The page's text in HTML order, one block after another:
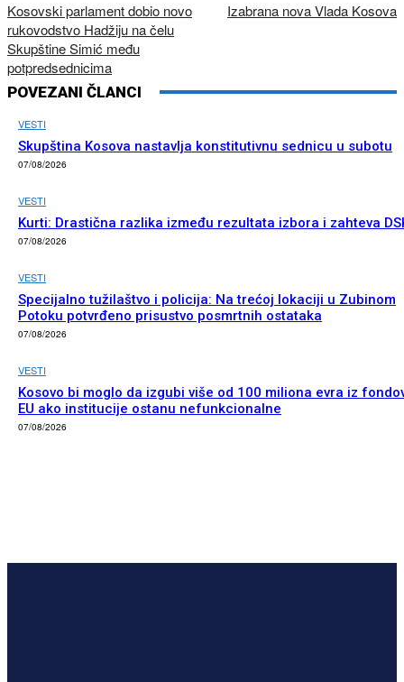
Kosovski parlament dobio novo
rukovodstvo Hadžiju na čelu
Skupštine Simić među
potpredsednicima
Izabrana nova Vlada Kosova
POVEZANI ČLANCI
VESTI
Skupština Kosova nastavlja konstitutivnu sednicu u subotu
07/08/2026
VESTI
Kurti: Drastična razlika između rezultata izbora i zahteva
07/08/2026
VESTI
Specijalno tužilaštvo i policija: Na trećoj lokaciji u Zubinom
Potoku potvrđeno prisustvo posmrtnih ostataka
07/08/2026
VESTI
Kosovo bi moglo da izgubi više od 100 miliona evra iz
EU ako institucije ostanu nefunkcionalne
07/08/2026